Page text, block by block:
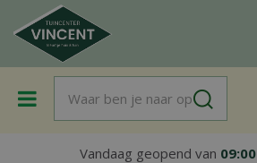
a
Vandaag geopend van 09:00